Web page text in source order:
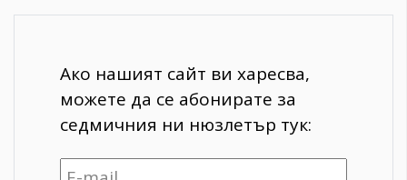
Ако нашият сайт ви харесва,
можете да се абонирате за
седмичния ни нюзлетър тук: